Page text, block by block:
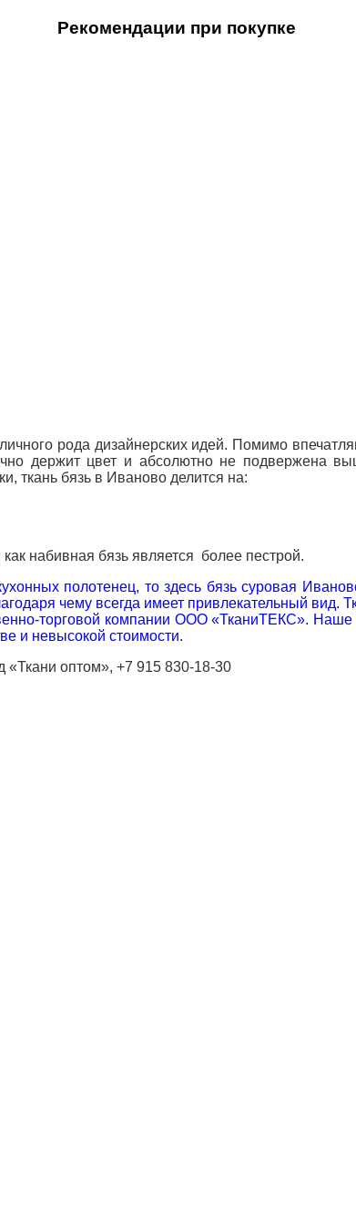
Рекомендации при покупке
рода дизайнерских идей. Помимо
держит цвет и абсолютно не подвержена
ткань бязь в Иваново делится на:
набивная бязь является более пестрой.
полотенец, то здесь бязь суровая
чему всегда имеет привлекательный вид.
торговой компании ООО «ТканиТЕКС».
и невысокой стоимости.
«Ткани оптом», +7 915 830-18-30